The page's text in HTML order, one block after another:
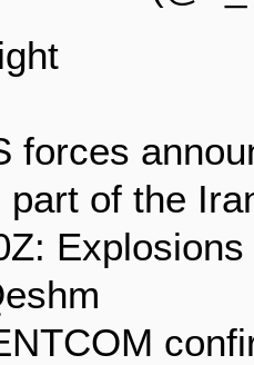
forces
part of the